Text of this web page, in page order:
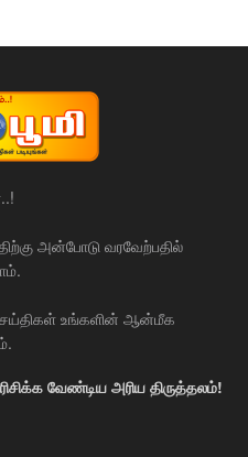
அன்போடு வரவேற்பதில்
உங்களின் ஆன்மீக
வேண்டிய அரிய திருத்தலம்!